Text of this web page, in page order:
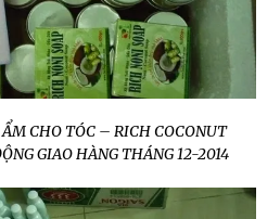
CHO TÓC – RICH COCONUT
GIAO HÀNG THÁNG 12-2014